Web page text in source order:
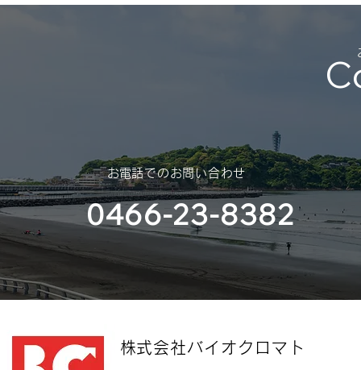
​お電話でのお問い合わせ
0466-23-8382
​株式会社バイオクロマト​